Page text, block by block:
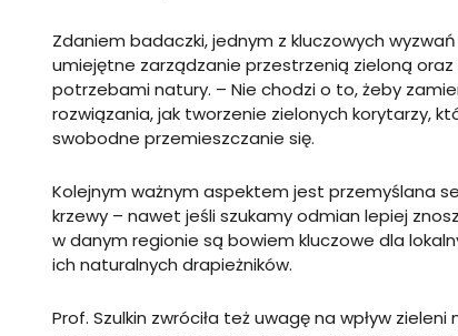
Zdaniem badaczki, jednym z kluczowych
umiejętne zarządzanie przestrzenią zieloną
potrzebami natury. – Nie chodzi o to, żeby
rozwiązania, jak tworzenie zielonych korytarzy,
swobodne przemieszczanie się.
Kolejnym ważnym aspektem jest przemyślana
krzewy – nawet jeśli szukamy odmian lepiej
w danym regionie są bowiem kluczowe dla
ich naturalnych drapieżników.
Prof. Szulkin zwróciła też uwagę na wpływ